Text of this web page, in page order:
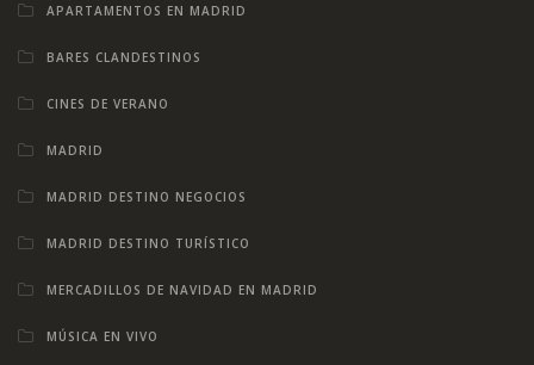
APARTAMENTOS EN MADRID
BARES CLANDESTINOS
CINES DE VERANO
MADRID
MADRID DESTINO NEGOCIOS
MADRID DESTINO TURÍSTICO
MERCADILLOS DE NAVIDAD EN MADRID
MÚSICA EN VIVO